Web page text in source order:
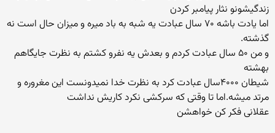
زندگیشونو نثار پیامبر کردن
اما یادت باشه ۷۰ سال عبادت یه شبه به باد میره و میزان حال است نه
گذشته.
و من ۵۰ سال عبادت کردم و بعدش یه نفرو کشتم به نظرت جایگاهم
بهشته
شیطان ۴۰۰۰سال عبادت کرد به نظرت خدا نمیدونست این مغروره و
مرتد میشه.اما تا وقتی که سرکشی نکرد کاریش نداشت
عقلانی فکر کن خواهشن